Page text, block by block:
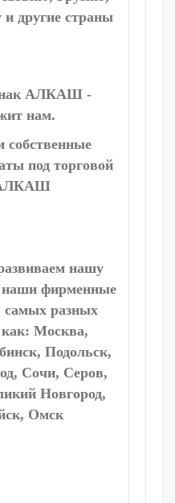
другие страны
АЛКАШ -
нам.
под торговой
нашу
наши фирменные
самых разных
как: Москва,
Подольск,
Сочи, Серов,
Новгород,
Омск